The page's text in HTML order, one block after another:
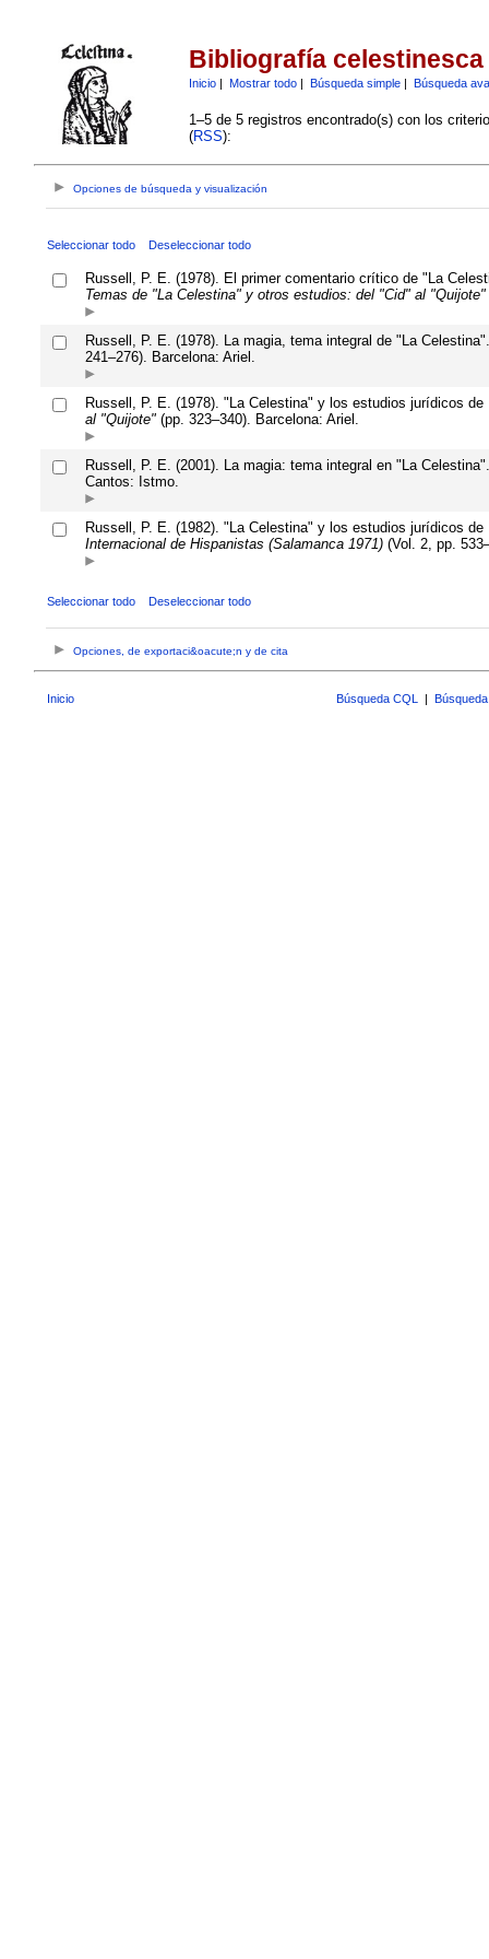
Bibliografía celestinesca
Inicio| Mostrar todo| Búsqueda simple| Búsqueda
1–5 de 5 registros encontrado(s) con los
(RSS):
Opciones de búsqueda y visualización
Seleccionar todo Deseleccionar todo
Russell, P. E. (1978). El primer comentario crítico de "La
Temas de "La Celestina" y otros estudios: del "Cid" al "Quijote"
Russell, P. E. (1978). La magia, tema integral de "La
241–276). Barcelona: Ariel.
Russell, P. E. (1978). "La Celestina" y los estudios jurídicos
al "Quijote"(pp. 323–340). Barcelona: Ariel.
Russell, P. E. (2001). La magia: tema integral en "La
Cantos: Istmo.
Russell, P. E. (1982). "La Celestina" y los estudios jurídicos
Internacional de Hispanistas (Salamanca 1971)(Vol. 2, pp.
Seleccionar todo Deseleccionar todo
Opciones, de exportaci&oacute;n y de cita
Inicio Búsqueda CQL |